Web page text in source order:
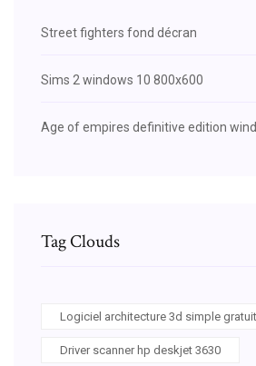
Street fighters fond décran
Sims 2 windows 10 800x600
Age of empires definitive edition
Tag Clouds
Logiciel architecture 3d simple gratuit
Driver scanner hp deskjet 3630